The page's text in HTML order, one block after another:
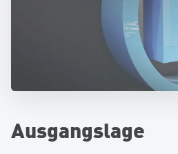
Ausgangslage